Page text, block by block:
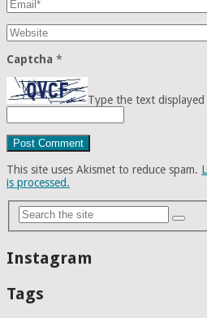
Captcha *
Type the text displayed
This site uses Akismet to reduce spam.
is processed.
Instagram
Tags